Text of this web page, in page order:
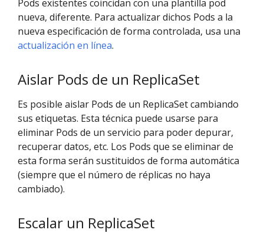
Pods existentes coincidan con una plantilla pod
nueva, diferente. Para actualizar dichos Pods a la
nueva especificación de forma controlada, usa una
actualización en línea.
Aislar Pods de un ReplicaSet
Es posible aislar Pods de un ReplicaSet cambiando
sus etiquetas. Esta técnica puede usarse para
eliminar Pods de un servicio para poder depurar,
recuperar datos, etc. Los Pods que se eliminar de
esta forma serán sustituidos de forma automática
(siempre que el número de réplicas no haya
cambiado).
Escalar un ReplicaSet